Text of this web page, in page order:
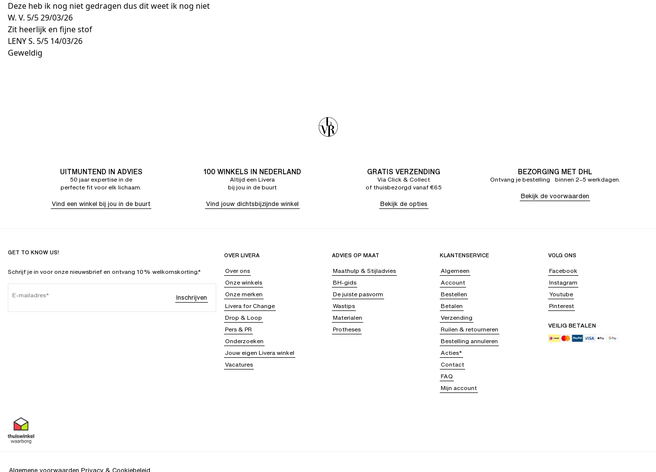
Deze heb ik nog niet gedragen dus dit weet ik nog niet
W. V. 5/529/03/26
Zit heerlijk en fijne stof
LENY S. 5/5 14/03/26
Geweldig
UITMUNTEND IN ADVIES
50 jaar expertise in de
perfecte fit voor elk lichaam.
Vind een winkel bij jou in de buurt
100 WINKELS IN NEDERLAND
Altijd een Livera
bij jou in de buurt
Vind jouw dichtsbijzijnde winkel
GRATIS VERZENDING
Via Click & Collect
of thuisbezorgd vanaf €65
Bekijk de opties
BEZORGING MET DHL
Ontvang je bestelling binnen 2–5 werkdagen.
Bekijk de voorwaarden
GET TO KNOW US!
Schrijf je in voor onze nieuwsbrief en ontvang 10% welkomskorting.*
E-mailadres Inschrijven
OVER LIVERA
Over ons
Onze winkels
Onze merken
Livera for Change
Drop & Loop
Pers & PR
Onderzoeken
Jouw eigen Livera winkel
Vacatures
ADVIES OP MAAT
Maathulp & Stijladvies
BH-gids
De juiste pasvorm
Wastips
Materialen
Protheses
KLANTENSERVICE
Algemeen
Account
Bestellen
Betalen
Verzending
Ruilen & retourneren
Bestelling annuleren
Acties*
Contact
FAQ
Mijn account
VOLG ONS
Facebook
Instagram
Youtube
Pinterest
VEILIG BETALEN